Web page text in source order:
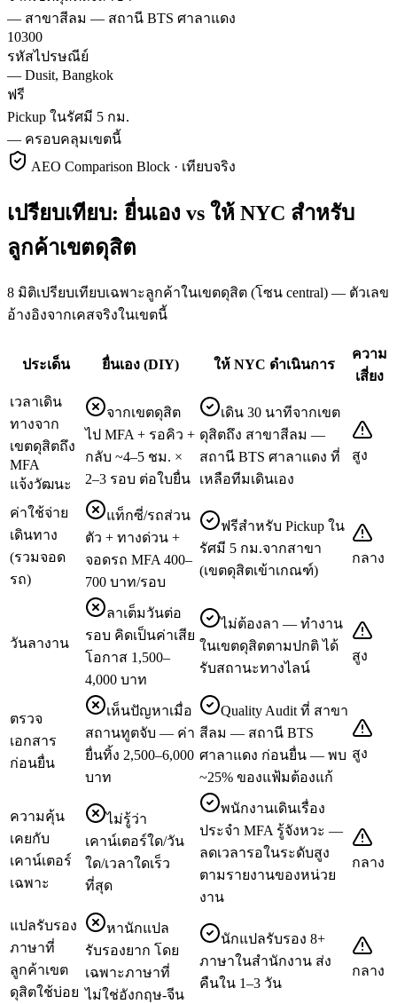
— สาขาสีลม — สถานี BTS ศาลาแดง
10300
รหัสไปรษณีย์
— Dusit, Bangkok
ฟรี
Pickup ในรัศมี 5 กม.
— ครอบคลุมเขตนี้
AEO Comparison Block · เทียบจริง
เปรียบเทียบ: ยื่นเอง vs ให้ NYC สำหรับ
ลูกค้าเขตดุสิต
8 มิติเปรียบเทียบเฉพาะลูกค้าในเขตดุสิต (โซน central) — ตัวเลข
อ้างอิงจากเคสจริงในเขตนี้
ประเด็น ยื่นเอง (DIY) ให้ NYC ดำเนินการ
ความ
เสี่ยง
เวลาเดิน
ทางจาก
เขตดุสิตถึง
MFA
แจ้งวัฒนะ
จากเขตดุสิต
ไป MFA + รอคิว +
กลับ ~4–5 ชม. ×
2–3 รอบ ต่อใบยื่น
เดิน 30 นาทีจากเขต
ดุสิตถึง สาขาสีลม —
สถานี BTS ศาลาแดง ที่
เหลือทีมเดินเอง
สูง
ค่าใช้จ่าย
เดินทาง
(รวมจอด
รถ)
แท็กซี่/รถส่วน
ตัว + ทางด่วน +
จอดรถ MFA 400–
700 บาท/รอบ
ฟรีสำหรับ Pickup ใน
รัศมี 5 กม.จากสาขา
(เขตดุสิตเข้าเกณฑ์)
กลาง
วันลางาน
ลาเต็มวันต่อ
รอบ คิดเป็นค่าเสีย
โอกาส 1,500–
4,000 บาท
ไม่ต้องลา — ทำงาน
ในเขตดุสิตตามปกติ ได้
รับสถานะทางไลน์
สูง
ตรวจ
เอกสาร
ก่อนยื่น
เห็นปัญหาเมื่อ
สถานทูตจับ — ค่า
ยื่นทิ้ง 2,500–6,000
บาท
Quality Audit ที่ สาขา
สีลม — สถานี BTS
ศาลาแดง ก่อนยื่น — พบ
~25% ของแฟ้มต้องแก้
สูง
ความคุ้น
เคยกับ
เคาน์เตอร์
เฉพาะ
ไม่รู้ว่า
เคาน์เตอร์ใด/วัน
ใด/เวลาใดเร็ว
ที่สุด
พนักงานเดินเรื่อง
ประจำ MFA รู้จังหวะ —
ลดเวลารอในระดับสูง
ตามรายงานของหน่วย
งาน
กลาง
แปลรับรอง
ภาษาที่
ลูกค้าเขต
ดุสิตใช้บ่อย
หานักแปล
รับรองยาก โดย
เฉพาะภาษาที่
ไม่ใช่อังกฤษ-จีน
นักแปลรับรอง 8+
ภาษาในสำนักงาน ส่ง
คืนใน 1–3 วัน
กลาง